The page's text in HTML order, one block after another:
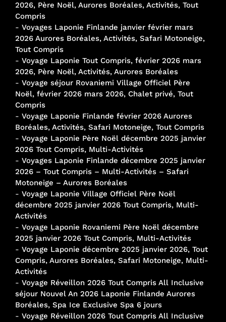
2026, Père Noël, Aurores Boréales, Activités, Tout
Compris
- Voyages Laponie Finlande janvier février mars
2026 Aurores Boréales, Activités, Safari Motoneige,
Tout Compris
- Voyage Laponie Tout Compris, février 2026 mars
2026, Père Noël, Activités, Aurores Boréales
- Voyage séjour Rovaniemi Village Officiel Père
Noël, février 2026 mars 2026, Chalet privé, Tout
Compris
- Voyage Laponie Finlande février 2026 Aurores
Boréales, Activités, Safari Motoneige, Tout Compris
- Voyage Laponie Père Noël décembre 2025 janvier
2026 Tout Compris, Multi-Activités
- Voyages Laponie Finlande décembre 2025 janvier
2026 – Tout Compris – Multi-Activités – Safari
Motoneige – Aurores Boréales
- Voyage Laponie Village Officiel Père Noël
décembre 2025 janvier 2026 Tout Compris, Multi-
Activités
- Voyage Laponie Rovaniemi Père Noël décembre
2025 janvier 2026 Tout Compris, Multi-Activités
- Voyage Laponie décembre 2025 janvier 2026, Tout
Compris, Aurores Boréales, Safari Motoneige, Multi-
Activités
- Voyage Réveillon 2026 Tout Compris All Inclusive
séjour Nouvel An 2026 Laponie Finlande Aurores
Boréales, Spa Ice Exclusive Spa 6 jours
- Voyage Réveillon 2026 Tout Compris All Inclusive